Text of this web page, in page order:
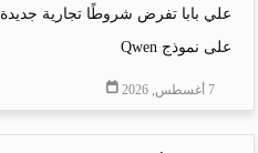
علي بابا تفرض شروطًا تجارية جديدة
على نموذج Qwen
7 أغسطس, 2026